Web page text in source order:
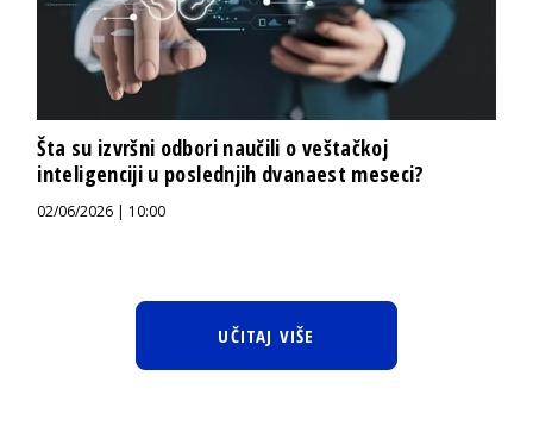
Šta su izvršni odbori naučili o veštačkoj
inteligenciji u poslednjih dvanaest meseci?
02/06/2026 | 10:00
UČITAJ VIŠE